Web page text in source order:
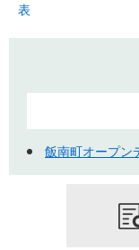
表
飯南町オープン